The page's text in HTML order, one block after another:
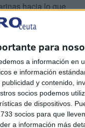
para
a información en
e información
y contenido,
socios podemos
de dispositivos.
socios para que
a información más
hacia lo que
y esperamos
y así se luce